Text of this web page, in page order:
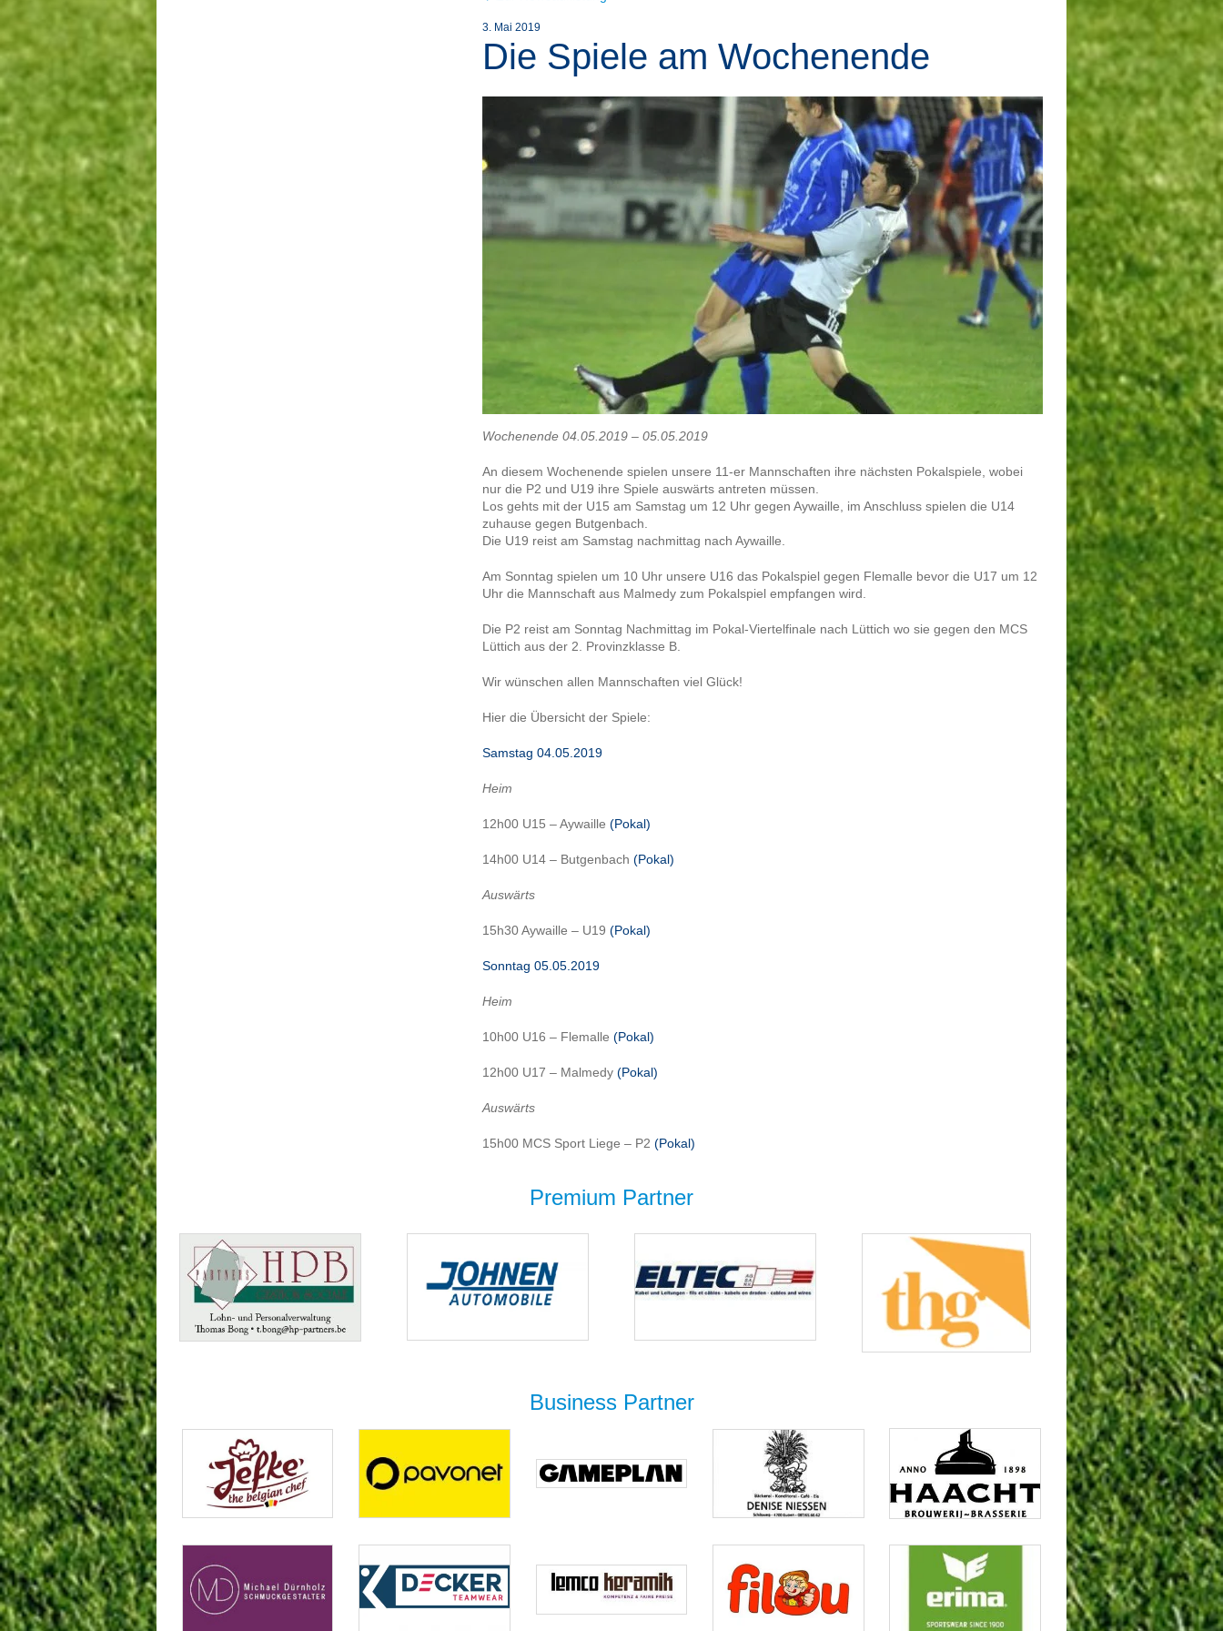
3. Mai 2019
Die Spiele am Wochenende
Wochenende 04.05.2019 – 05.05.2019
An diesem Wochenende spielen unsere 11-er Mannschaften ihre nächsten Pokalspiele, wobei
nur die P2 und U19 ihre Spiele auswärts antreten müssen.
Los gehts mit der U15 am Samstag um 12 Uhr gegen Aywaille, im Anschluss spielen die U14
zuhause gegen Butgenbach.
Die U19 reist am Samstag nachmittag nach Aywaille.
Am Sonntag spielen um 10 Uhr unsere U16 das Pokalspiel gegen Flemalle bevor die U17 um 12
Uhr die Mannschaft aus Malmedy zum Pokalspiel empfangen wird.
Die P2 reist am Sonntag Nachmittag im Pokal-Viertelfinale nach Lüttich wo sie gegen den MCS
Lüttich aus der 2. Provinzklasse B.
Wir wünschen allen Mannschaften viel Glück!
Hier die Übersicht der Spiele:
Samstag 04.05.2019
Heim
12h00 U15 – Aywaille(Pokal)
14h00 U14 – Butgenbach (Pokal)
Auswärts
15h30 Aywaille – U19(Pokal)
Sonntag 05.05.2019
Heim
10h00 U16 – Flemalle(Pokal)
12h00 U17 – Malmedy(Pokal)
Auswärts
15h00 MCS Sport Liege – P2 (Pokal)
Premium Partner
Business Partner